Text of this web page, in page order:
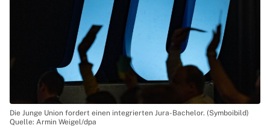
Die Junge Union fordert einen integrierten Jura-Bachelor. (Symboibild)
Quelle: Armin Weigel/dpa